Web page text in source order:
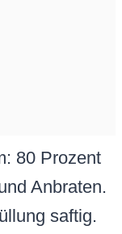
80 Prozent
Anbraten.
saftig.